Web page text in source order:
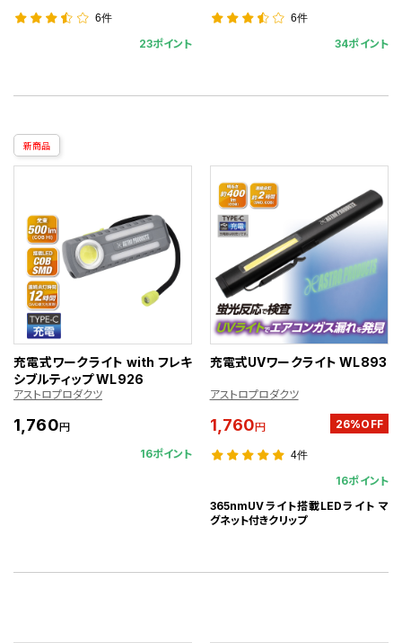
6件
23ポイント
6件
34ポイント
新商品
充電式ワークライト with フレキ
シブルティップ WL926
アストロプロダクツ
1,760円
16ポイント
充電式UVワークライト WL893
アストロプロダクツ
1,760円 26%OFF
4件
16ポイント
365nmUVライト搭載LEDライト マ
グネット付きクリップ